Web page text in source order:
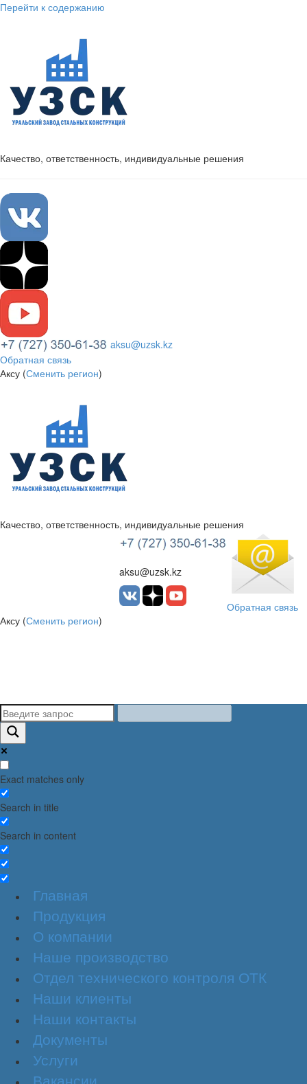
Перейти к содержанию
Качество, ответственность, индивидуальные решения
aksu@uzsk.kz
Обратная связь
Аксу (Сменить регион)
УЗСК Казахстан
Качество, ответственность, индивидуальные решения
aksu@uzsk.kz
Обратная связь
Аксу (Сменить регион)
Exact matches only
Search in title
Search in content
Главная
Продукция
О компании
Наше производство
Отдел технического контроля ОТК
Наши клиенты
Наши контакты
Документы
Услуги